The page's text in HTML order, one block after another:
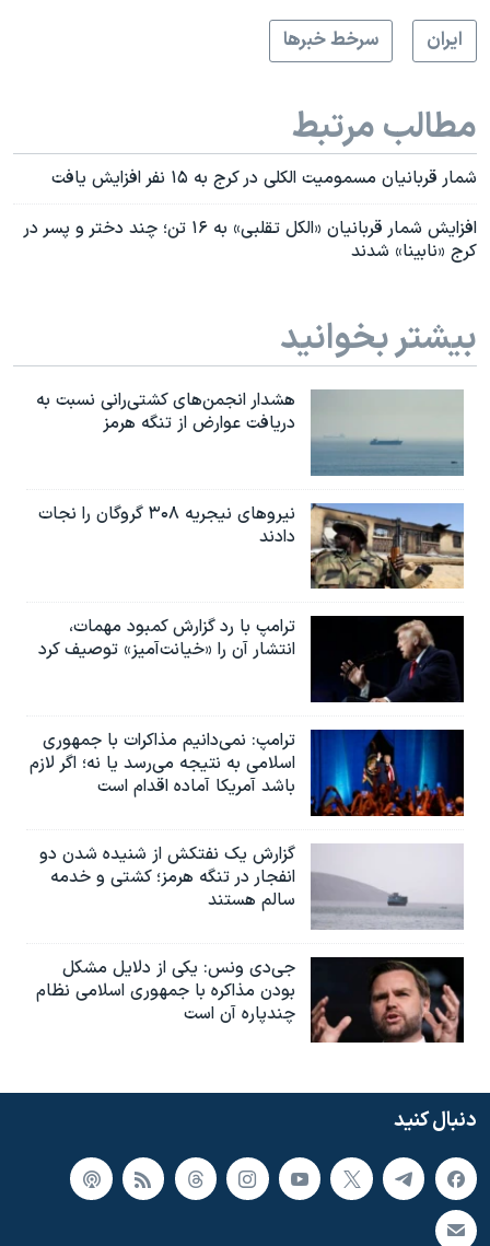
ايران
سرخط خبرها
مطالب مرتبط
شمار قربانیان مسمومیت الکلی در کرج به ۱۵ نفر افزایش یافت
افزایش شمار قربانیان «الکل تقلبی» به ۱۶ تن؛ چند دختر و پسر در
کرج «نابینا» شدند
بیشتر بخوانید
هشدار انجمن‌های کشتی‌رانی نسبت به
دریافت عوارض از تنگه هرمز
نیروهای نیجریه‌ ۳۰۸ گروگان را نجات
دادند
ترامپ با رد گزارش کمبود مهمات،
انتشار آن را «خیانت‌آمیز» توصیف کرد
ترامپ: نمی‌دانیم مذاکرات با جمهوری
اسلامی به نتیجه می‌رسد یا نه؛ اگر لازم
باشد آمریکا آماده اقدام است
گزارش یک نفتکش از شنیده شدن دو
انفجار در تنگه هرمز؛ کشتی و خدمه
سالم هستند
جی‌دی ونس: یکی از دلایل مشکل
بودن مذاکره با جمهوری اسلامی نظام
چندپاره آن است
دنبال کنید